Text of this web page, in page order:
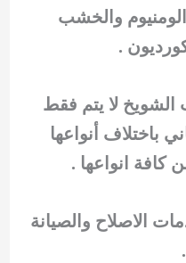
الومنيوم والخشب
.
الشويخ لا يتم فقط
باختلاف أنواعها
كافة انواعها .
الاصلاح والصيانة